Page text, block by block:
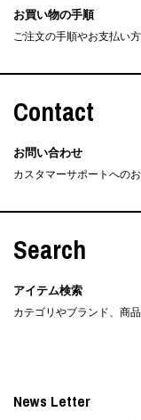
お買い物の手順
ご注文の手順やお支払い
Contact
お問い合わせ
カスタマーサポートへの
Search
アイテム検索
カテゴリやブランド、商
News Letter